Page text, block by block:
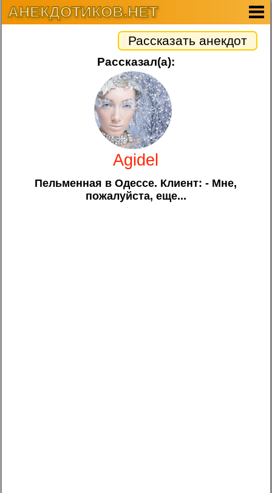
АНЕКДОТИКОВ.НЕТ
Рассказать анекдот
Рассказал(а):
Agidel
Пельменная в Одессе. Клиент: - Мне,
пожалуйста, еще...